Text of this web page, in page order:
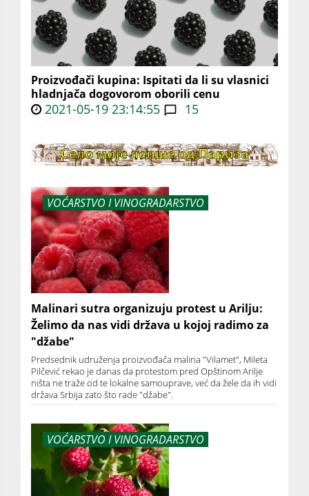
Proizvođači kupina: Ispitati da li su vlasnici
hladnjača dogovorom oborili cenu
2021-05-19 23:14:55 15
VOĆARSTVO I VINOGRADARSTVO
Malinari sutra organizuju protest u Arilju:
Želimo da nas vidi država u kojoj radimo za
"džabe"
Predsednik udruženja proizvođača malina "Vilamet", Mileta
Pilčević rekao je danas da protestom pred Opštinom Arilje
ništa ne traže od te lokalne samouprave, već da žele da ih vidi
država Srbija zato što rade "džabe".
VOĆARSTVO I VINOGRADARSTVO